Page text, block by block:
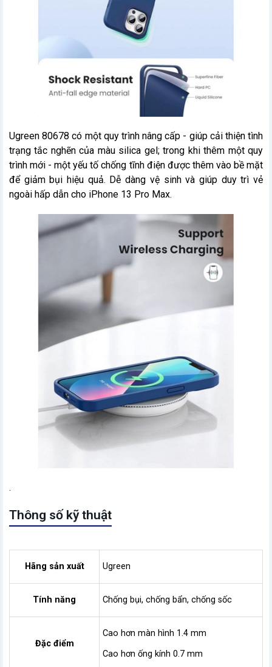
Ugreen 80678 có một quy trình nâng cấp - giúp cải thiện tình
trạng tắc nghẽn của màu silica gel; trong khi thêm một quy
trình mới - một yếu tố chống tĩnh điện được thêm vào bề mặt
để giảm bụi hiệu quả. Dễ dàng vệ sinh và giúp duy trì vẻ
ngoài hấp dẫn cho iPhone 13 Pro Max.
.
Thông số kỹ thuật
Hãng sản xuất Ugreen
Tính năng Chống bụi, chống bẩn, chống sốc
Đặc điểm
Cao hơn màn hình 1.4 mm
Cao hơn ống kính 0.7 mm